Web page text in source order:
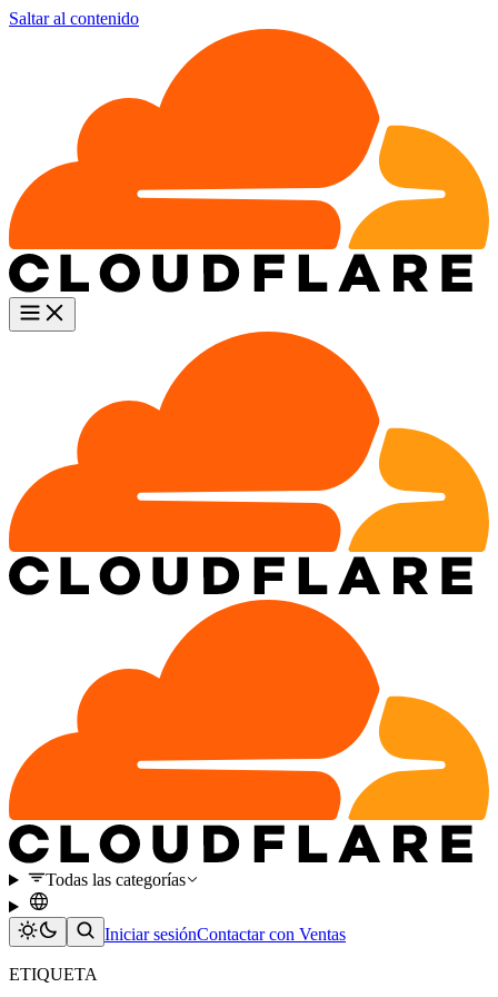
Saltar al contenido
Todas las categorías
Iniciar sesiónContactar con Ventas
ETIQUETA